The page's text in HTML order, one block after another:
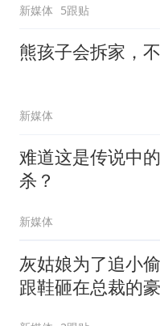
新媒体 5跟贴
熊孩子会拆家，
新媒体
难道这是传说中
杀？
新媒体
灰姑娘为了追小
跟鞋砸在总裁的